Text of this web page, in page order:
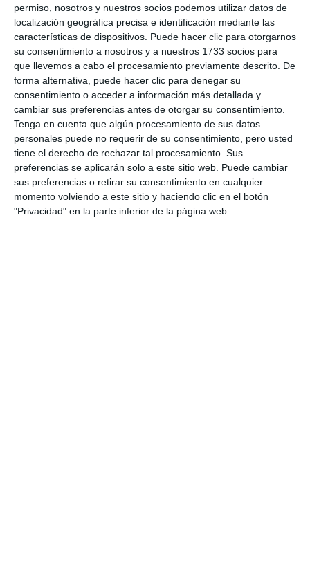
permiso, nosotros y nuestros socios podemos utilizar datos de
localización geográfica precisa e identificación mediante las
características de dispositivos. Puede hacer clic para otorgarnos
su consentimiento a nosotros y a nuestros 1733 socios para
que llevemos a cabo el procesamiento previamente descrito. De
forma alternativa, puede hacer clic para denegar su
consentimiento o acceder a información más detallada y
cambiar sus preferencias antes de otorgar su consentimiento.
Tenga en cuenta que algún procesamiento de sus datos
personales puede no requerir de su consentimiento, pero usted
tiene el derecho de rechazar tal procesamiento. Sus
preferencias se aplicarán solo a este sitio web. Puede cambiar
sus preferencias o retirar su consentimiento en cualquier
momento volviendo a este sitio y haciendo clic en el botón
"Privacidad" en la parte inferior de la página web.